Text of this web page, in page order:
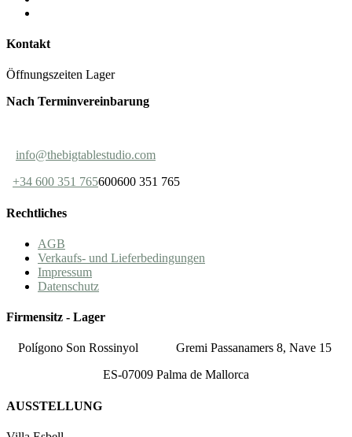
Kontakt
Öffnungszeiten Lager
Nach Terminvereinbarung
info@thebigtablestudio.com
+34 600 351 765600600 351 765
Rechtliches
AGB
Verkaufs- und Lieferbedingungen
Impressum
Datenschutz
Firmensitz - Lager
Polígono Son Rossinyol Gremi Passanamers 8, Nave 15
ES-07009 Palma de Mallorca
AUSSTELLUNG